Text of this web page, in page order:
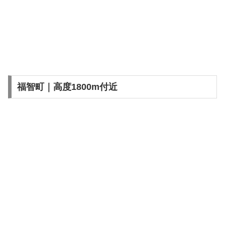
福智町｜高度1800m付近